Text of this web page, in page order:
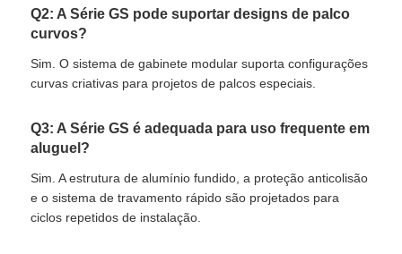
Q2: A Série GS pode suportar designs de palco
curvos?
Sim. O sistema de gabinete modular suporta configurações
curvas criativas para projetos de palcos especiais.
Q3: A Série GS é adequada para uso frequente em
aluguel?
Sim. A estrutura de alumínio fundido, a proteção anticolisão
e o sistema de travamento rápido são projetados para
ciclos repetidos de instalação.